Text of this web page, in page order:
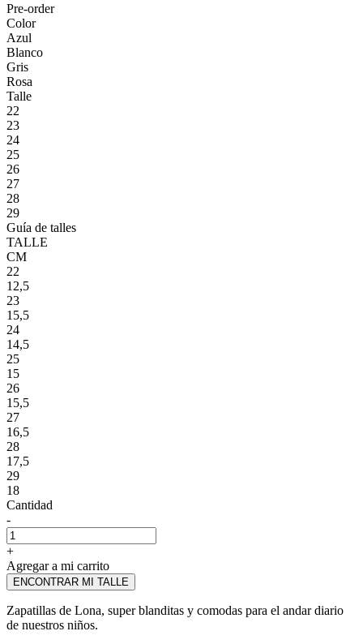
Pre-order
Color
Azul
Blanco
Gris
Rosa
Talle
22
23
24
25
26
27
28
29
Guía de talles
TALLE
CM
22
12,5
23
15,5
24
14,5
25
15
26
15,5
27
16,5
28
17,5
29
18
Cantidad
-
+
Agregar a mi carrito
ENCONTRAR MI TALLE
Zapatillas de Lona, super blanditas y comodas para el andar diario
de nuestros niños.